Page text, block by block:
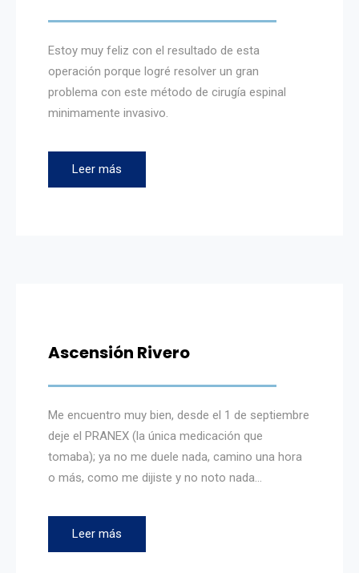
Estoy muy feliz con el resultado de esta
operación porque logré resolver un gran
problema con este método de cirugía espinal
minimamente invasivo.
Leer más
Ascensión Rivero
Me encuentro muy bien, desde el 1 de septiembre
deje el PRANEX (la única medicación que
tomaba); ya no me duele nada, camino una hora
o más, como me dijiste y no noto nada…
Leer más